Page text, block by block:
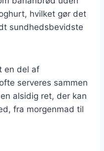
hvilket gør det
sundhedsbevidste
en del af
serveres sammen
alsidig ret, der kan
fra morgenmad til